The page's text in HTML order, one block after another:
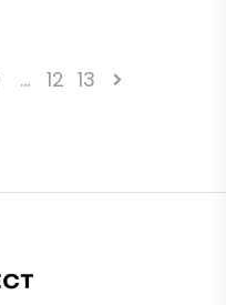
… 12 13